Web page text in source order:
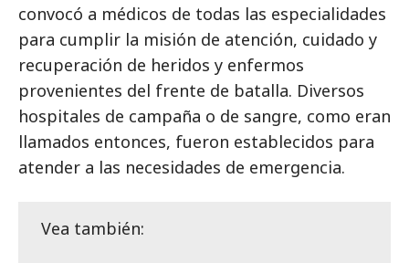
convocó a médicos de todas las especialidades
para cumplir la misión de atención, cuidado y
recuperación de heridos y enfermos
provenientes del frente de batalla. Diversos
hospitales de campaña o de sangre, como eran
llamados entonces, fueron establecidos para
atender a las necesidades de emergencia.
Vea también: